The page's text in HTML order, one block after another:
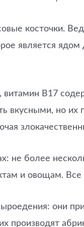
косточки.
является
витамин В17
вкусными, но
не более
и овощам.
они
производят